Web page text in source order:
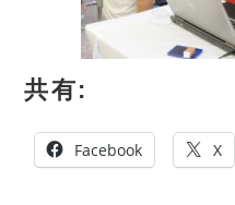
共有:
Facebook X